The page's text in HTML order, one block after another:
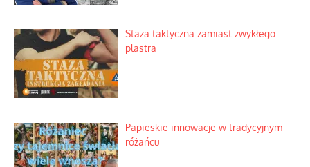
Staza taktyczna zamiast zwykłego
plastra
Papieskie innowacje w tradycyjnym
różańcu